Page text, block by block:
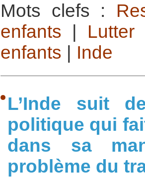
Mots clefs :
enfants
enfants
Inde
L’Inde suit
politique qui
dans sa
problème du